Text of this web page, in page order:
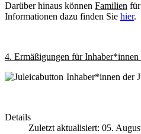
Darüber hinaus können Familien
Informationen dazu finden Sie hier.
4. Ermäßigungen für Inhaber*innen
Inhaber*innen der
Details
Zuletzt aktualisiert: 05.